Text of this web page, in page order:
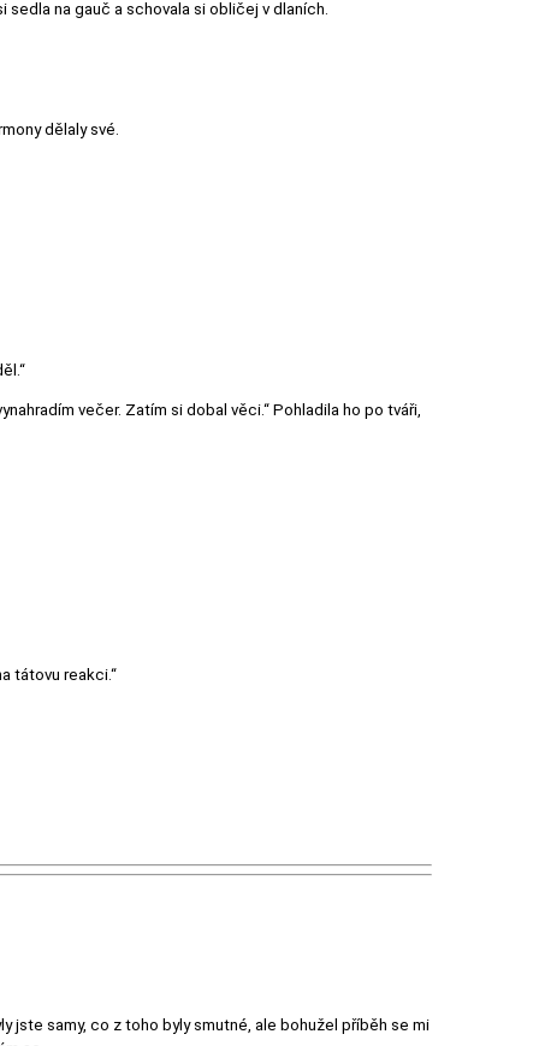
na gauč a schovala si obličej v dlaních.
dělaly své.
večer. Zatím si dobal věci.“ Pohladila ho po tváři,
tátovu reakci.“
samy, co z toho byly smutné, ale bohužel příběh se mi